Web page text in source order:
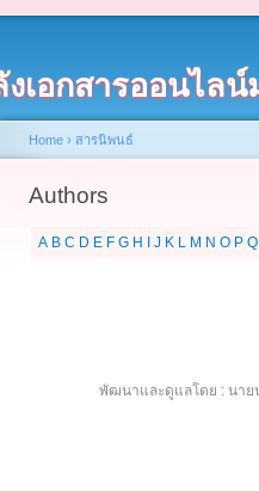
เอกสารออนไล
Home › สารนิพนธ์
Authors
A B C D E F G H J K L M N O P Q
พัฒนาและดูแลโดย : นาย